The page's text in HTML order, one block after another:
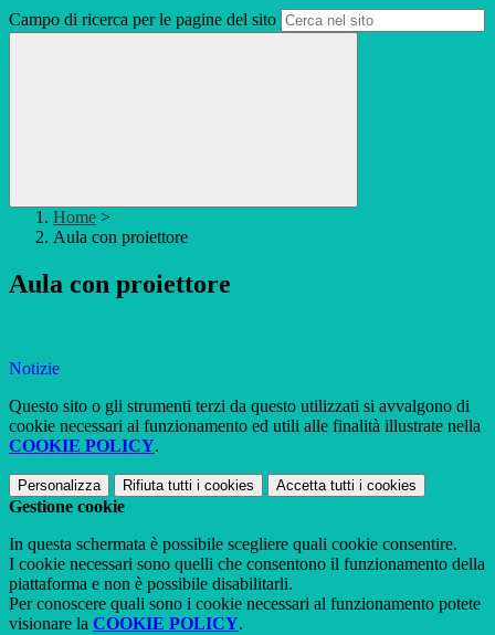
Campo di ricerca per le pagine del sito
Home >
Aula con proiettore
Aula con proiettore
Notizie
Questo sito o gli strumenti terzi da questo utilizzati si avvalgono di
cookie necessari al funzionamento ed utili alle finalità illustrate nella
COOKIE POLICY.
Personalizza Rifiuta tutti i cookies Accetta tutti i cookies
Gestione cookie
In questa schermata è possibile scegliere quali cookie consentire.
I cookie necessari sono quelli che consentono il funzionamento della
piattaforma e non è possibile disabilitarli.
Per conoscere quali sono i cookie necessari al funzionamento potete
visionare la COOKIE POLICY.